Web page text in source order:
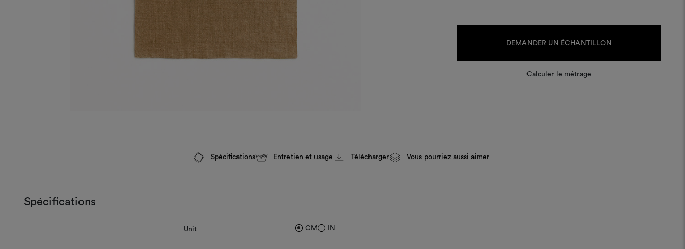
DEMANDER UN ÉCHANTILLON
Calculer le métrage
Spécifications Entretien et usage Télécharger Vous pourriez aussi aimer
Spécifications
Unit CM IN